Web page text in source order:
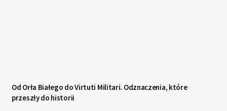
Od Orła Białego do Virtuti Militari. Odznaczenia, które
przeszły do historii